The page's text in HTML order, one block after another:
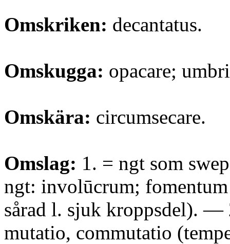
Omskriken: decantatus.
Omskugga: opacare;
Omskära: circumsecare.
Omslag: 1. = ngt som
ngt: involūcrum;
sårad l. sjuk kroppsdel). —
mutatio, commutatio